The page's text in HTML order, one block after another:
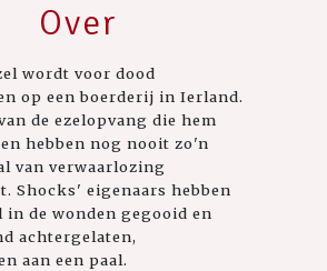
Over
wordt voor dood
op een boerderij in Ierland.
de ezelopvang die hem
hebben nog nooit zo'n
van verwaarlozing
Shocks' eigenaars hebben
in de wonden gegooid en
achtergelaten,
aan een paal.